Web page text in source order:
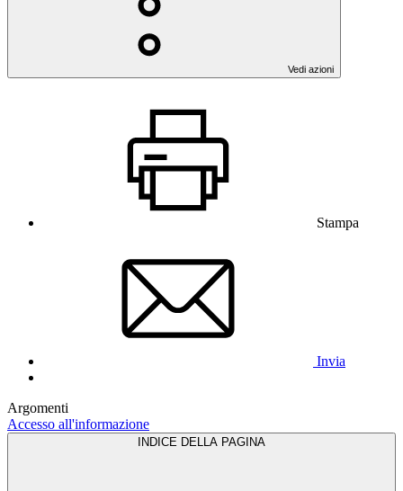
Vedi azioni
Stampa
Invia
Argomenti
Accesso all'informazione
INDICE DELLA PAGINA